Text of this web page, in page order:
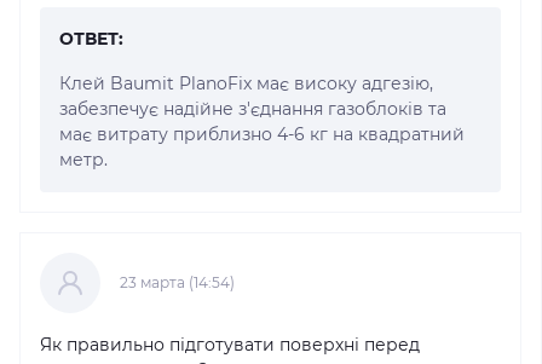
ОТВЕТ:
Клей Baumit PlanoFix має високу адгезію,
забезпечує надійне з'єднання газоблоків та
має витрату приблизно 4-6 кг на квадратний
метр.
23 марта (14:54)
Як правильно підготувати поверхні перед